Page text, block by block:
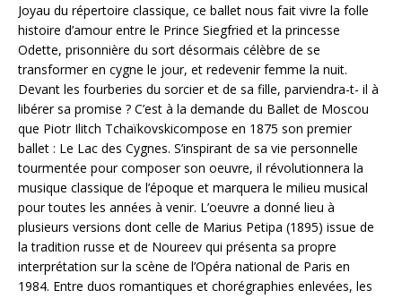
Joyau du répertoire classique, ce ballet nous fait vivre la folle
histoire d’amour entre le Prince Siegfried et la princesse
Odette, prisonnière du sort désormais célèbre de se
transformer en cygne le jour, et redevenir femme la nuit.
Devant les fourberies du sorcier et de sa fille, parviendra-t- il à
libérer sa promise ? C’est à la demande du Ballet de Moscou
que Piotr Ilitch Tchaïkovskicompose en 1875 son premier
ballet : Le Lac des Cygnes. S’inspirant de sa vie personnelle
tourmentée pour composer son oeuvre, il révolutionnera la
musique classique de l’époque et marquera le milieu musical
pour toutes les années à venir. L’oeuvre a donné lieu à
plusieurs versions dont celle de Marius Petipa (1895) issue de
la tradition russe et de Noureev qui présenta sa propre
interprétation sur la scène de l’Opéra national de Paris en
1984. Entre duos romantiques et chorégraphies enlevées, les